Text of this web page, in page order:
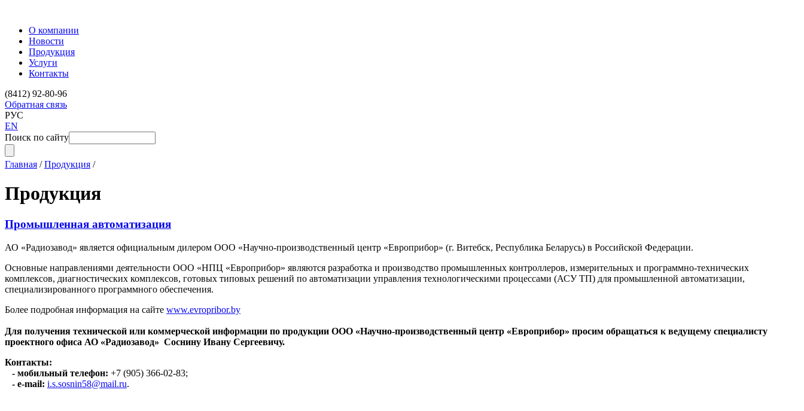
О компании
Новости
Продукция
Услуги
Контакты
(8412) 92-80-96
Обратная связь
РУС
EN
Поиск по сайту
Главная /Продукция /
Продукция
Промышленная автоматизация
АО «Радиозавод» является официальным дилером ООО «Научно-производственный центр «Европрибор» (г. Витебск, Республика Беларусь) в Российской Федерации.
Основные направлениями деятельности ООО «НПЦ «Европрибор» являются разработка и производство промышленных контроллеров, измерительных и программно-технических
комплексов, диагностических комплексов, готовых типовых решений по автоматизации управления технологическими процессами (АСУ ТП) для промышленной автоматизации,
специализированного программного обеспечения.
Более подробная информация на сайте www.evropribor.by
Для получения технической или коммерческой информации по продукции ООО «Научно-производственный центр «Европрибор» просим обращаться к ведущему специалисту
проектного офиса АО «Радиозавод» Соснину Ивану Сергеевичу.
Контакты:
- мобильный телефон: +7 (905) 366-02-83;
- e-mail: i.s.sosnin58@mail.ru.